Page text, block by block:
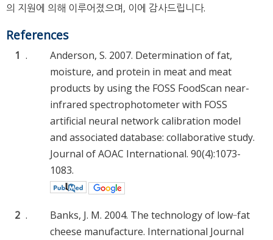
의 지원에 의해 이루어졌으며, 이에 감사드립니다.
References
1 .
Anderson, S. 2007. Determination of fat,
moisture, and protein in meat and meat
products by using the FOSS FoodScan near-
infrared spectrophotometer with FOSS
artificial neural network calibration model
and associated database: collaborative study.
Journal of AOAC International. 90(4):1073-
1083.
2 .
Banks, J. M. 2004. The technology of low‐fat
cheese manufacture. International Journal